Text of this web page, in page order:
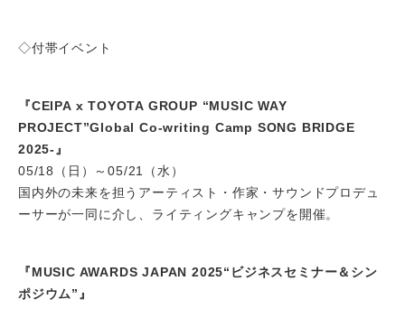
◇付帯イベント
『CEIPA x TOYOTA GROUP “MUSIC WAY
PROJECT”Global Co-writing Camp SONG BRIDGE
2025-』
05/18（日）～05/21（水）
国内外の未来を担うアーティスト・作家・サウンドプロデュ
ーサーが一同に介し、ライティングキャンプを開催。
『MUSIC AWARDS JAPAN 2025“ビジネスセミナー＆シン
ポジウム”』